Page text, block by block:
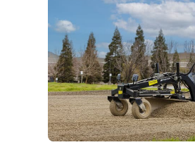
Software
Techniques ferroviaires
Travaux ferroviaires